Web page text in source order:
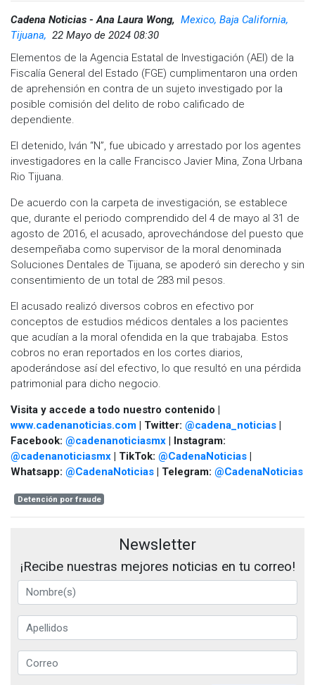
Cadena Noticias - Ana Laura Wong, Mexico, Baja California,
Tijuana, 22 Mayo de 2024 08:30
Elementos de la Agencia Estatal de Investigación (AEI) de la
Fiscalía General del Estado (FGE) cumplimentaron una orden
de aprehensión en contra de un sujeto investigado por la
posible comisión del delito de robo calificado de
dependiente.
El detenido, Iván “N”, fue ubicado y arrestado por los agentes
investigadores en la calle Francisco Javier Mina, Zona Urbana
Rio Tijuana.
De acuerdo con la carpeta de investigación, se establece
que, durante el periodo comprendido del 4 de mayo al 31 de
agosto de 2016, el acusado, aprovechándose del puesto que
desempeñaba como supervisor de la moral denominada
Soluciones Dentales de Tijuana, se apoderó sin derecho y sin
consentimiento de un total de 283 mil pesos.
El acusado realizó diversos cobros en efectivo por
conceptos de estudios médicos dentales a los pacientes
que acudían a la moral ofendida en la que trabajaba. Estos
cobros no eran reportados en los cortes diarios,
apoderándose así del efectivo, lo que resultó en una pérdida
patrimonial para dicho negocio.
Visita y accede a todo nuestro contenido |
www.cadenanoticias.com | Twitter: @cadena_noticias |
Facebook: @cadenanoticiasmx | Instagram:
@cadenanoticiasmx | TikTok: @CadenaNoticias |
Whatsapp: @CadenaNoticias | Telegram: @CadenaNoticias
Detención por fraude
Newsletter
¡Recibe nuestras mejores noticias en tu correo!